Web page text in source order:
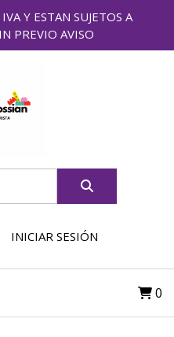
Y ESTAN SUJETOS A
PREVIO AVISO
INICIAR SESIÓN
0